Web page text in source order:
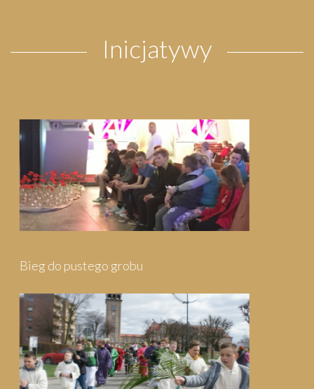
Inicjatywy
Pielgrzymka do Wejherowa